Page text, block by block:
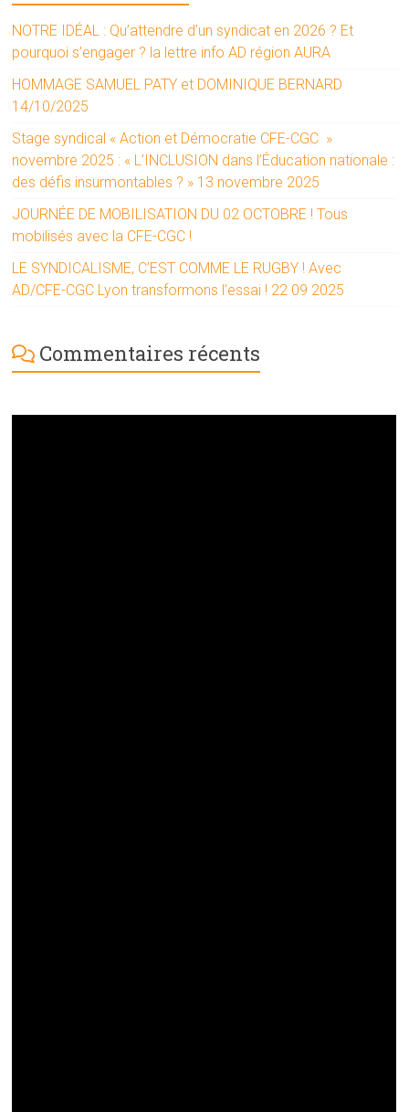
NOTRE IDÉAL : Qu’attendre d’un syndicat en 2026 ? Et
pourquoi s’engager ? la lettre info AD région AURA
HOMMAGE SAMUEL PATY et DOMINIQUE BERNARD
14/10/2025
Stage syndical « Action et Démocratie CFE-CGC »
novembre 2025 : « L’INCLUSION dans l’Éducation nationale :
des défis insurmontables ? » 13 novembre 2025
JOURNÉE DE MOBILISATION DU 02 OCTOBRE ! Tous
mobilisés avec la CFE-CGC !
LE SYNDICALISME, C’EST COMME LE RUGBY ! Avec
AD/CFE-CGC Lyon transformons l’essai ! 22 09 2025
Commentaires récents